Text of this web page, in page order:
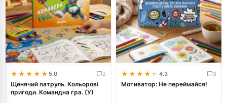
★★★★★
★★★★★ 5.0 2
Щенячий патруль. Кольорові
пригоди. Командна гра. (У)
★★★★★
★★★★★ 4.3 3
Мотиватор: Не переймайся!